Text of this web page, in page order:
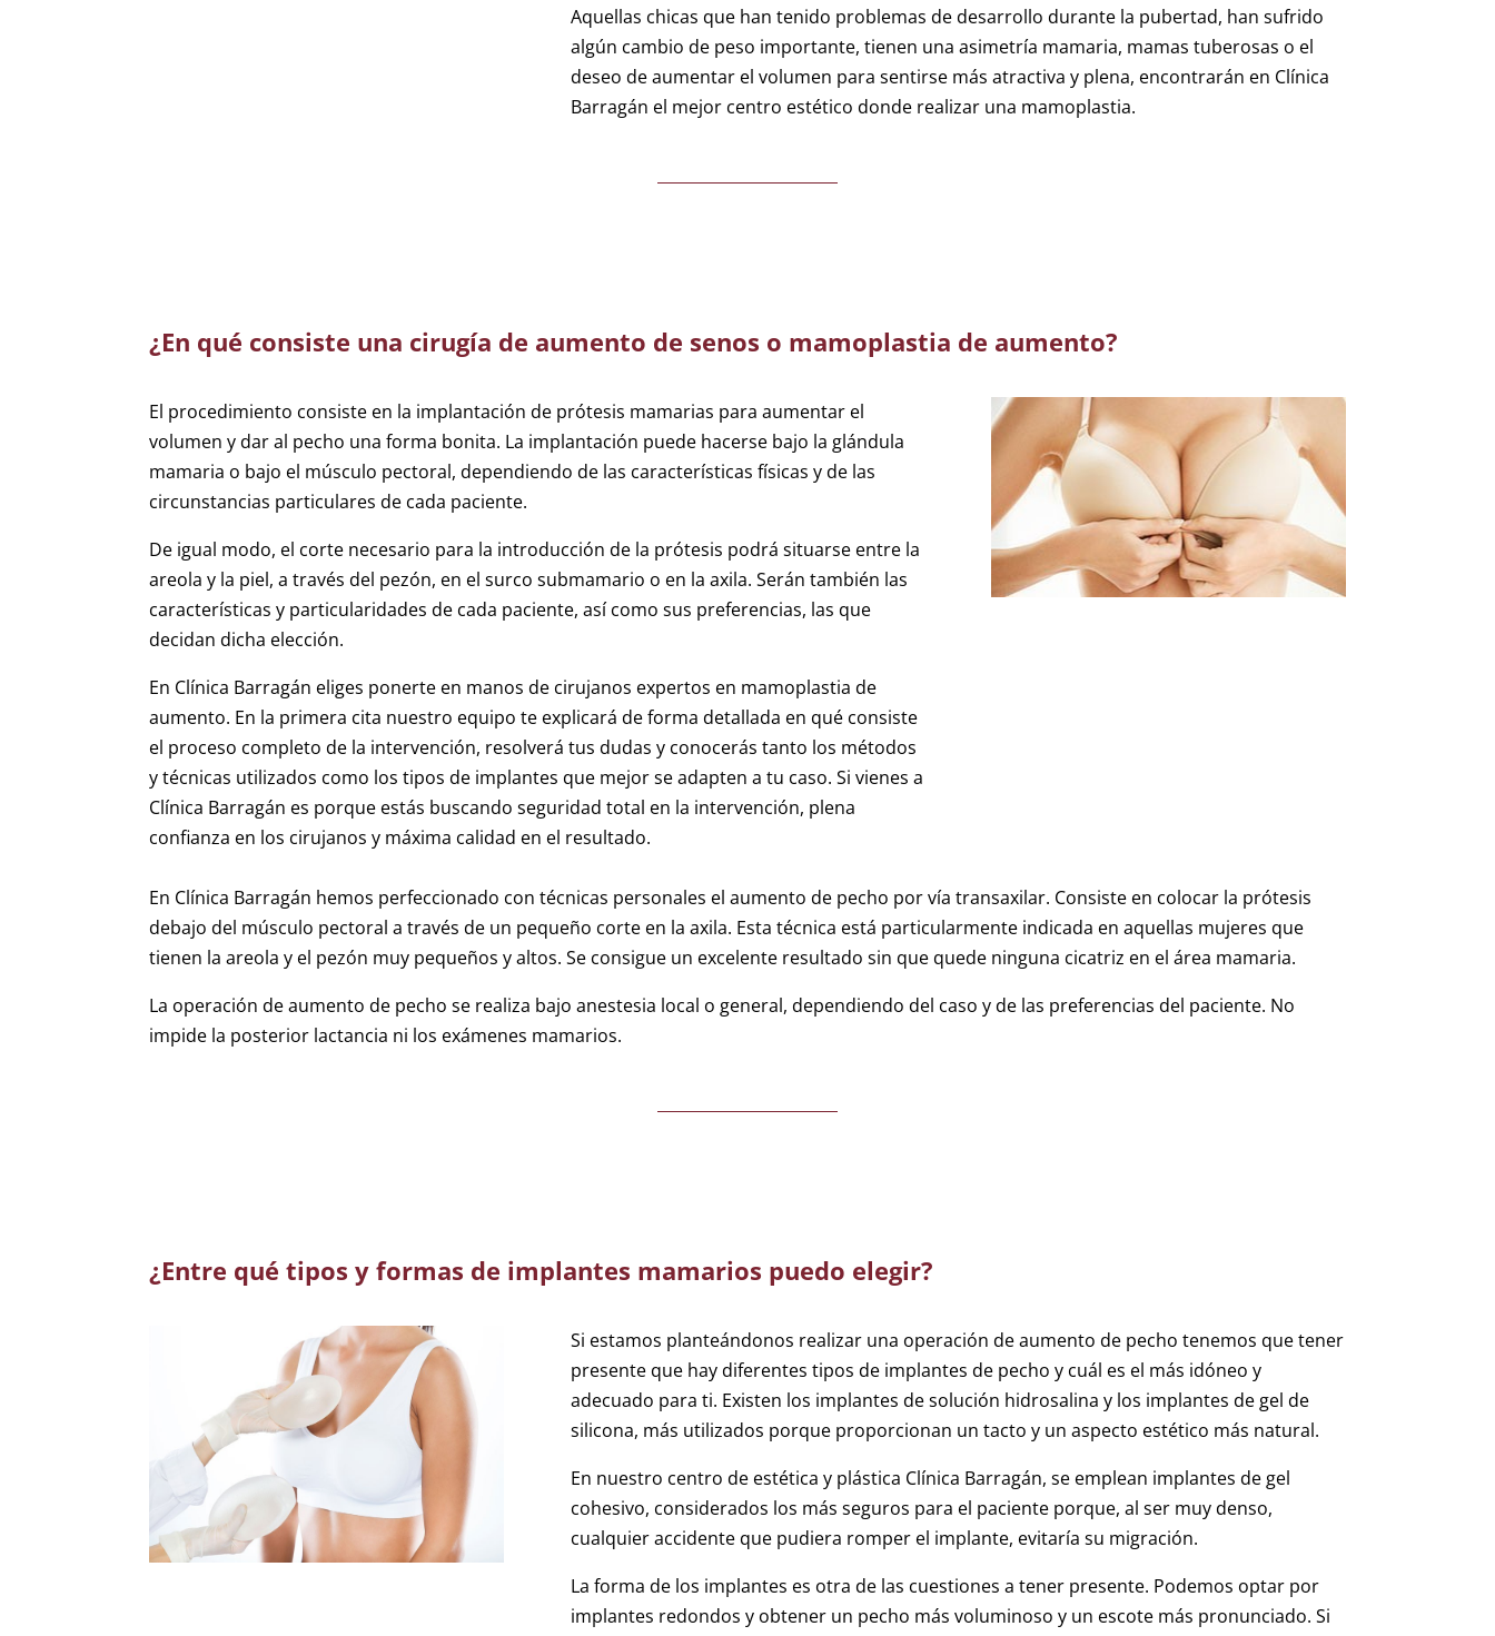
Aquellas chicas que han tenido problemas de desarrollo durante la pubertad, han sufrido
algún cambio de peso importante, tienen una asimetría mamaria, mamas tuberosas o el
deseo de aumentar el volumen para sentirse más atractiva y plena, encontrarán en Clínica
Barragán el mejor centro estético donde realizar una mamoplastia.
¿En qué consiste una cirugía de aumento de senos o mamoplastia de aumento?
El procedimiento consiste en la implantación de prótesis mamarias para aumentar el
volumen y dar al pecho una forma bonita. La implantación puede hacerse bajo la glándula
mamaria o bajo el músculo pectoral, dependiendo de las características físicas y de las
circunstancias particulares de cada paciente.
De igual modo, el corte necesario para la introducción de la prótesis podrá situarse entre la
areola y la piel, a través del pezón, en el surco submamario o en la axila. Serán también las
características y particularidades de cada paciente, así como sus preferencias, las que
decidan dicha elección.
En Clínica Barragán eliges ponerte en manos de cirujanos expertos en mamoplastia de
aumento. En la primera cita nuestro equipo te explicará de forma detallada en qué consiste
el proceso completo de la intervención, resolverá tus dudas y conocerás tanto los métodos
y técnicas utilizados como los tipos de implantes que mejor se adapten a tu caso. Si vienes a
Clínica Barragán es porque estás buscando seguridad total en la intervención, plena
confianza en los cirujanos y máxima calidad en el resultado.
En Clínica Barragán hemos perfeccionado con técnicas personales el aumento de pecho por vía transaxilar. Consiste en colocar la prótesis
debajo del músculo pectoral a través de un pequeño corte en la axila. Esta técnica está particularmente indicada en aquellas mujeres que
tienen la areola y el pezón muy pequeños y altos. Se consigue un excelente resultado sin que quede ninguna cicatriz en el área mamaria.
La operación de aumento de pecho se realiza bajo anestesia local o general, dependiendo del caso y de las preferencias del paciente. No
impide la posterior lactancia ni los exámenes mamarios.
¿Entre qué tipos y formas de implantes mamarios puedo elegir?
Si estamos planteándonos realizar una operación de aumento de pecho tenemos que tener
presente que hay diferentes tipos de implantes de pecho y cuál es el más idóneo y
adecuado para ti. Existen los implantes de solución hidrosalina y los implantes de gel de
silicona, más utilizados porque proporcionan un tacto y un aspecto estético más natural.
En nuestro centro de estética y plástica Clínica Barragán, se emplean implantes de gel
cohesivo, considerados los más seguros para el paciente porque, al ser muy denso,
cualquier accidente que pudiera romper el implante, evitaría su migración.
La forma de los implantes es otra de las cuestiones a tener presente. Podemos optar por
implantes redondos y obtener un pecho más voluminoso y un escote más pronunciado. Si